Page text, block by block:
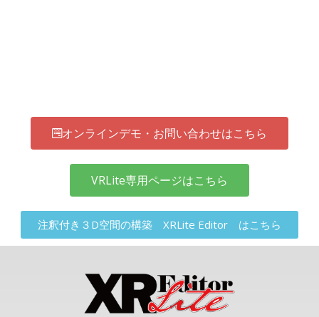
オンラインデモ・お問い合わせはこちら
VRLite専用ページはこちら
注釈付き３D空間の構築 XRLite Editor はこちら